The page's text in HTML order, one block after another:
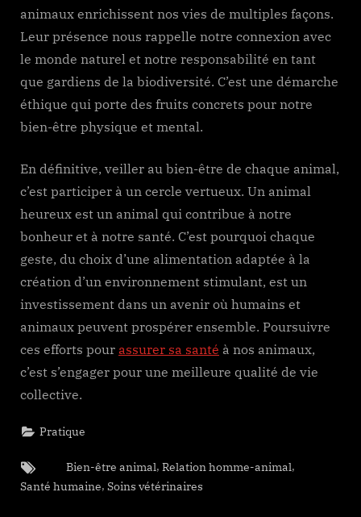
animaux enrichissent nos vies de multiples façons.
Leur présence nous rappelle notre connexion avec
le monde naturel et notre responsabilité en tant
que gardiens de la biodiversité. C’est une démarche
éthique qui porte des fruits concrets pour notre
bien-être physique et mental.
En définitive, veiller au bien-être de chaque animal,
c’est participer à un cercle vertueux. Un animal
heureux est un animal qui contribue à notre
bonheur et à notre santé. C’est pourquoi chaque
geste, du choix d’une alimentation adaptée à la
création d’un environnement stimulant, est un
investissement dans un avenir où humains et
animaux peuvent prospérer ensemble. Poursuivre
ces efforts pour assurer sa santé à nos animaux,
c’est s’engager pour une meilleure qualité de vie
collective.
Pratique
Tags:Bien-être animal,Relation homme-animal,
Santé humaine, Soins vétérinaires